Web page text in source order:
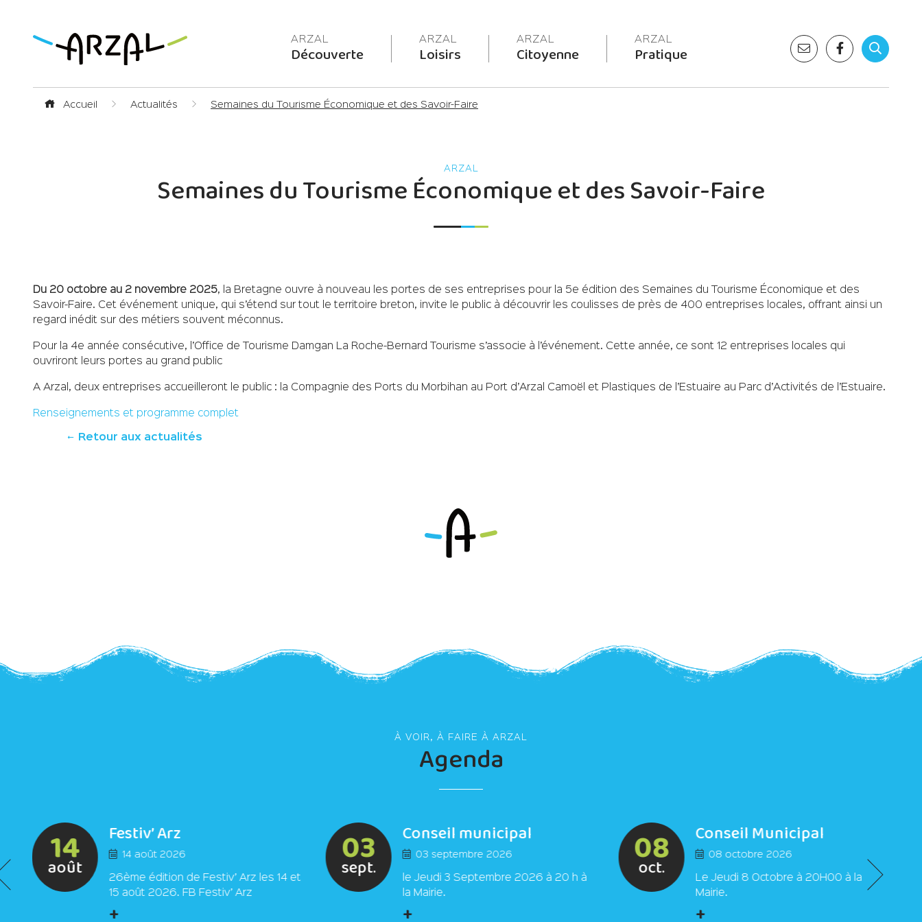
Découverte Loisirs Citoyenne Pratique
Accueil Actualités Semaines du Tourisme Économique et des Savoir-Faire
Semaines du Tourisme Économique et des Savoir-Faire
Du 20 octobre au 2 novembre 2025, la Bretagne ouvre à nouveau les portes de ses entreprises pour la 5e édition des Semaines du Tourisme Économique et des
Savoir-Faire. Cet événement unique, qui s’étend sur tout le territoire breton, invite le public à découvrir les coulisses de près de 400 entreprises locales, offrant ainsi un
regard inédit sur des métiers souvent méconnus.
Pour la 4e année consécutive, l’Office de Tourisme Damgan La Roche-Bernard Tourisme s’associe à l’événement. Cette année, ce sont 12 entreprises locales qui
ouvriront leurs portes au grand public
A Arzal, deux entreprises accueilleront le public : la Compagnie des Ports du Morbihan au Port d’Arzal Camoël et Plastiques de l’Estuaire au Parc d’Activités de l’Estuaire.
Renseignements et programme complet
Retour aux actualités
À VOIR, À FAIRE À ARZAL
Agenda
14
août
Festiv’ Arz
14 août 2026
26ème édition de Festiv’ Arz les 14 et
15 août 2026. FB Festiv’ Arz
+
03
sept.
Conseil municipal
03 septembre 2026
le Jeudi 3 Septembre 2026 à 20 h à
la Mairie.
+
08
oct.
Conseil Municipal
08 octobre 2026
Le Jeudi 8 Octobre à 20H00 à la
Mairie.
+